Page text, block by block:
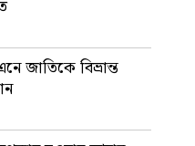
জাতিকে বিভ্রান্ত